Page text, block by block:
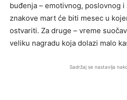
buđenja – emotivnog, poslovnog
znakove mart će biti mesec u
ostvariti. Za druge – vreme
veliku nagradu koja dolazi malo
Sadržaj se nastavlja